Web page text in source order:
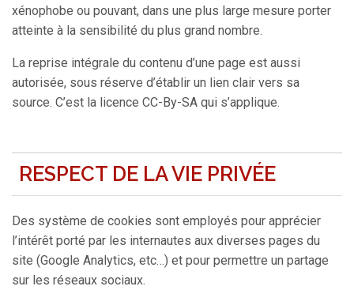
xénophobe ou pouvant, dans une plus large mesure porter
atteinte à la sensibilité du plus grand nombre.
La reprise intégrale du contenu d’une page est aussi
autorisée, sous réserve d’établir un lien clair vers sa
source. C’est la licence CC-By-SA qui s’applique.
RESPECT DE LA VIE PRIVÉE
Des système de cookies sont employés pour apprécier
l’intérêt porté par les internautes aux diverses pages du
site (Google Analytics, etc…) et pour permettre un partage
sur les réseaux sociaux.